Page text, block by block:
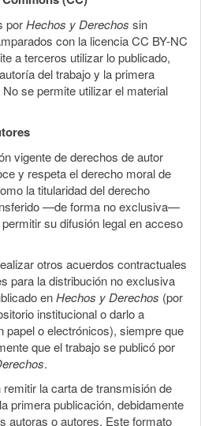
porHechos y Derechos sin
con la licencia CC BY-NC
a terceros utilizar lo publicado,
del trabajo y la primera
se permite utilizar el material
vigente de derechos de autor
y respeta el derecho moral de
la titularidad del derecho
—de forma no exclusiva—
su difusión legal en acceso
otros acuerdos contractuales
para la distribución no exclusiva
enHechos y Derechos (por
institucional o darlo a
papel o electrónicos), siempre que
que el trabajo se publicó por
.
la carta de transmisión de
primera publicación, debidamente
autoras o autores. Este formato